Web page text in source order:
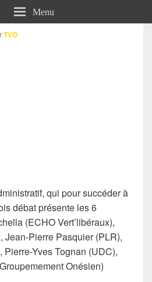
Menu
TVO
qui pour succéder à
débat présente les 6
(ECHO Vert’libéraux),
Jean-Pierre Pasquier (PLR),
Yves Tognan (UDC),
Onésien)